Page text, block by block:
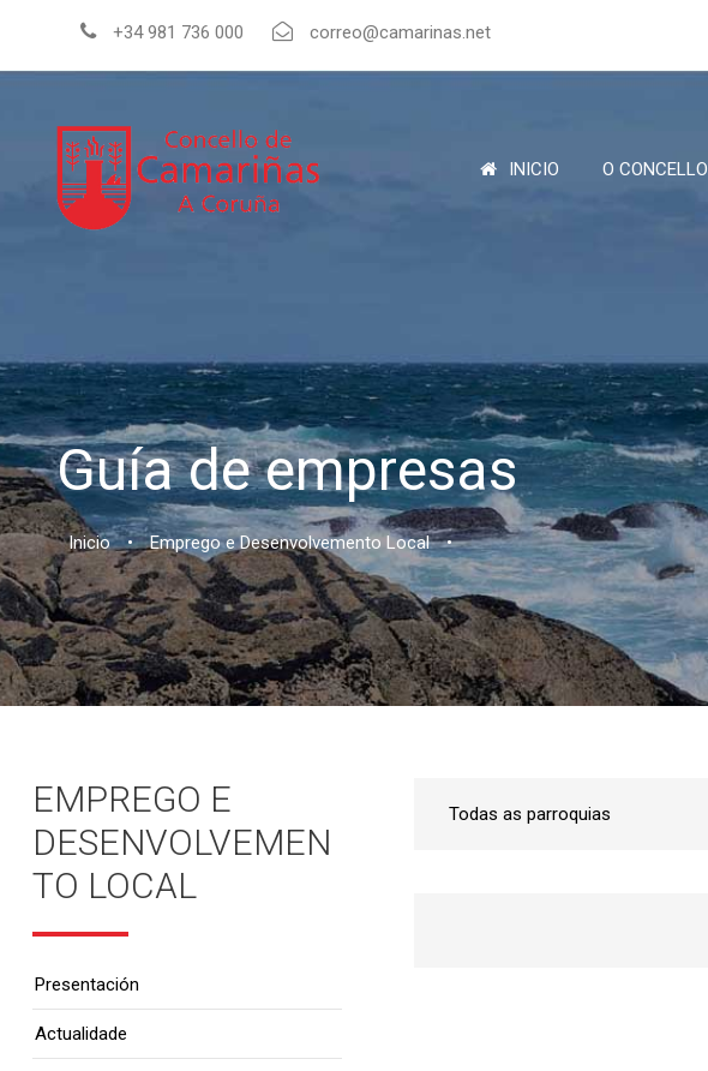
+34 981 736 000 correo@camarinas.net
INICIO O CONCELLO
Guía de empresas
Inicio • Emprego e Desenvolvemento Local •
EMPREGO E
DESENVOLVEMEN
TO LOCAL
Presentación
Actualidade